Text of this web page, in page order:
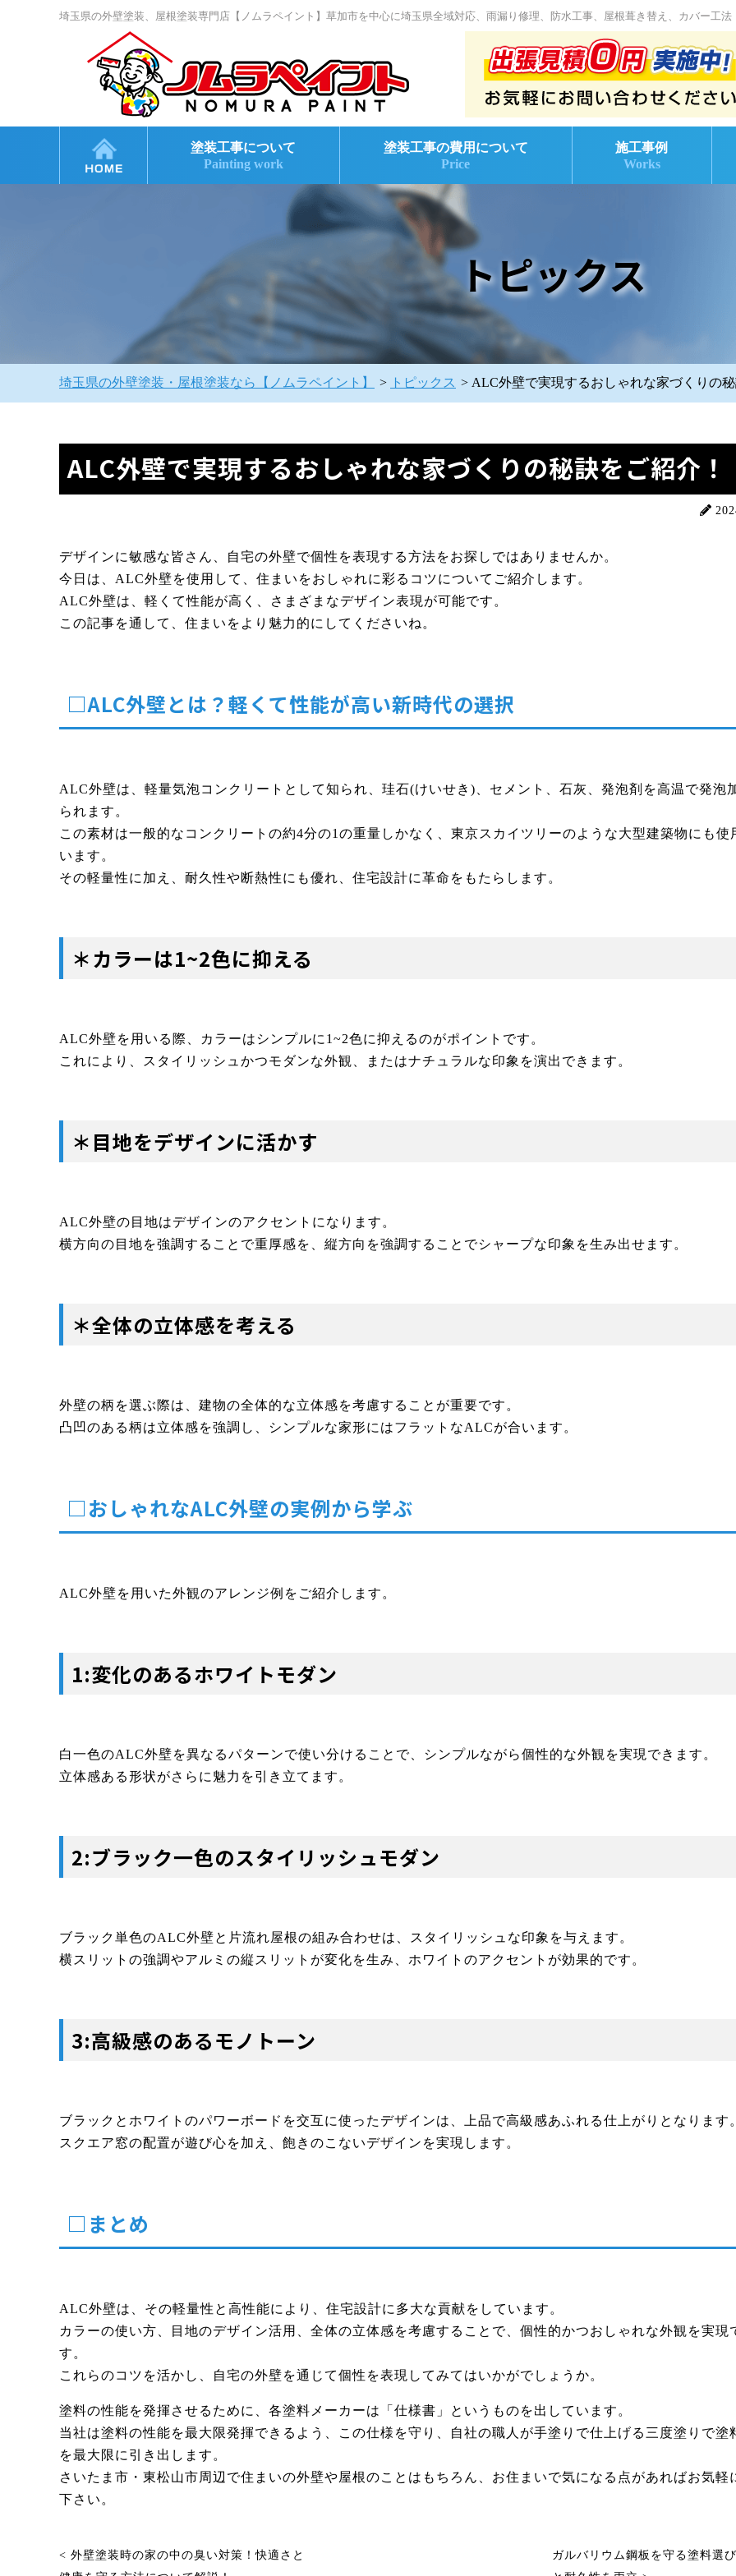
埼玉県の外壁塗装、屋根塗装専門店【ノムラペイント】草加市を中心に埼玉県全域対応、雨漏り修理、防水工事、屋根葺き替え、カバー工法
塗装工事について
Painting work
塗装工事の費用について
Price
施工事例
Works
トピックス
埼玉県の外壁塗装・屋根塗装なら【ノムラペイント】 > トピックス > ALC外壁で実現するおしゃれな家づくりの
ALC外壁で実現するおしゃれな家づくりの秘訣をご紹介！
デザインに敏感な皆さん、自宅の外壁で個性を表現する方法をお探しではありませんか。
今日は、ALC外壁を使用して、住まいをおしゃれに彩るコツについてご紹介します。
ALC外壁は、軽くて性能が高く、さまざまなデザイン表現が可能です。
この記事を通して、住まいをより魅力的にしてくださいね。
□ALC外壁とは？軽くて性能が高い新時代の選択
ALC外壁は、軽量気泡コンクリートとして知られ、珪石(けいせき)、セメント、石灰、発泡剤を高温で発泡
られます。
この素材は一般的なコンクリートの約4分の1の重量しかなく、東京スカイツリーのような大型建築物にも使
います。
その軽量性に加え、耐久性や断熱性にも優れ、住宅設計に革命をもたらします。
＊カラーは1~2色に抑える
ALC外壁を用いる際、カラーはシンプルに1~2色に抑えるのがポイントです。
これにより、スタイリッシュかつモダンな外観、またはナチュラルな印象を演出できます。
＊目地をデザインに活かす
ALC外壁の目地はデザインのアクセントになります。
横方向の目地を強調することで重厚感を、縦方向を強調することでシャープな印象を生み出せます。
＊全体の立体感を考える
外壁の柄を選ぶ際は、建物の全体的な立体感を考慮することが重要です。
凸凹のある柄は立体感を強調し、シンプルな家形にはフラットなALCが合います。
□おしゃれなALC外壁の実例から学ぶ
ALC外壁を用いた外観のアレンジ例をご紹介します。
1:変化のあるホワイトモダン
白一色のALC外壁を異なるパターンで使い分けることで、シンプルながら個性的な外観を実現できます。
立体感ある形状がさらに魅力を引き立てます。
2:ブラック一色のスタイリッシュモダン
ブラック単色のALC外壁と片流れ屋根の組み合わせは、スタイリッシュな印象を与えます。
横スリットの強調やアルミの縦スリットが変化を生み、ホワイトのアクセントが効果的です。
3:高級感のあるモノトーン
ブラックとホワイトのパワーボードを交互に使ったデザインは、上品で高級感あふれる仕上がりとなります
スクエア窓の配置が遊び心を加え、飽きのこないデザインを実現します。
□まとめ
ALC外壁は、その軽量性と高性能により、住宅設計に多大な貢献をしています。
カラーの使い方、目地のデザイン活用、全体の立体感を考慮することで、個性的かつおしゃれな外観を実現
す。
これらのコツを活かし、自宅の外壁を通じて個性を表現してみてはいかがでしょうか。
塗料の性能を発揮させるために、各塗料メーカーは「仕様書」というものを出しています。
当社は塗料の性能を最大限発揮できるよう、この仕様を守り、自社の職人が手塗りで仕上げる三度塗りで塗
を最大限に引き出します。
さいたま市・東松山市周辺で住まいの外壁や屋根のことはもちろん、お住まいで気になる点があればお気軽
下さい。
< 外壁塗装時の家の中の臭い対策！快適さと
ガルバリウム鋼板を守る塗料選